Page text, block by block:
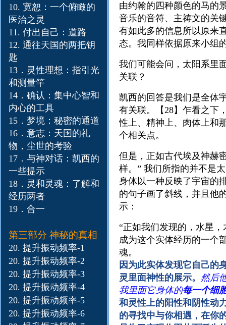
由约翰的四种颜色的马的
音乐的音符、主祷文的关
有如此多的信息所以原来
态。我同样依据原来小组
我们可能会问，太阳系里
关联？
凯西的回答是我们是全体
有关联。【28】乍看之下
性上、精神上、肉体上和
个相关点。
但是，正如古代埃及神赫
样。” 我们所指的并不是
身体以一种反映了宇宙的
的句子画了斜线，并且他
示：
“正如我们发现的，水星
成为这个实体经历的一个
魂。
因为此实体发现它自己
灵里面神性的展示。 然后
我里面它身体的每一个细
和灵性上的阳性和阴性动
的寻找中与你相遇，在你
10. 宽恕：一个俯瞰的
医治之灵
11.​ 付出自己：道路
12.​ 通往天国的两把钥
匙
13．灵性理想：指引光
和测量竿
14．确认：集中心智和
内心的工具
15．梦境：秘密的通道
16．意志：天国的礼
物，尘世的考验
17．与神对话：凯西的
一些提示
18．灵和灵魂：了解和
经历两者
19．合一
第三部分 神秘的真相
20. 提升振动频率-1
20. 提升振动频率-2
20. 提升振动频率-3
20. 提升振动频率-4
20. 提升振动频率-5
20. 提升振动频率-6